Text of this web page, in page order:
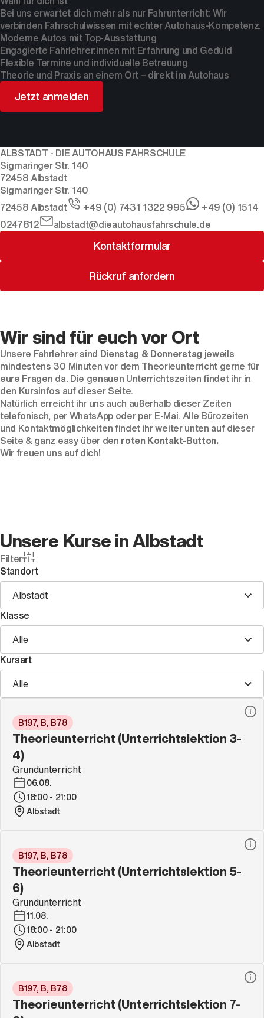
Bei uns erwartet dich mehr als nur Fahrunterricht: Wir
verbinden Fahrschulwissen mit echter Autohaus-Kompetenz.
Moderne Autos mit Top-Ausstattung
Engagierte Fahrlehrer:innen mit Erfahrung und Geduld
Flexible Termine und individuelle Betreuung
Theorie und Praxis an einem Ort – direkt im Autohaus
Jetzt anmelden
ALBSTADT - DIE AUTOHAUS FAHRSCHULE
Sigmaringer Str. 140
72458Albstadt
Sigmaringer Str. 140
72458Albstadt +49 (0) 7431 1322 995
+49 (0) 1514
0247812
albstadt@dieautohausfahrschule.de
Kontaktformular
Rückruf anfordern
Wir sind für euch vor Ort
Unsere Fahrlehrer sind Dienstag & Donnerstag jeweils
mindestens 30 Minuten vor dem Theorieunterricht gerne für
eure Fragen da. Die genauen Unterrichtszeiten findet ihr in
den Kursinfos auf dieser Seite.
Natürlich erreicht ihr uns auch außerhalb dieser Zeiten
telefonisch, perWhatsApp oder per E-Mai. Alle Bürozeiten
und Kontaktmöglichkeiten findet ihr weiter unten auf dieser
Seite & ganz easy über den roten Kontakt-Button.
Wir freuen uns auf dich!
Unsere Kurse in Albstadt
Filter
Standort
Albstadt
Klasse
Alle
Kursart
Alle
B197, B, B78
Theorieunterricht (Unterrichtslektion 3-
4)
Grundunterricht
06.08.
18:00 - 21:00
Albstadt
B197, B, B78
Theorieunterricht (Unterrichtslektion 5-
6)
Grundunterricht
11.08.
18:00 - 21:00
Albstadt
B197, B, B78
Theorieunterricht (Unterrichtslektion 7-